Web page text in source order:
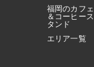
福岡のカフェ
＆コーヒース
タンド
エリア一覧